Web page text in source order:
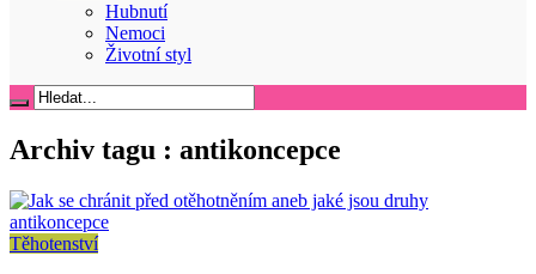
Hubnutí
Nemoci
Životní styl
Archiv tagu : antikoncepce
Těhotenství